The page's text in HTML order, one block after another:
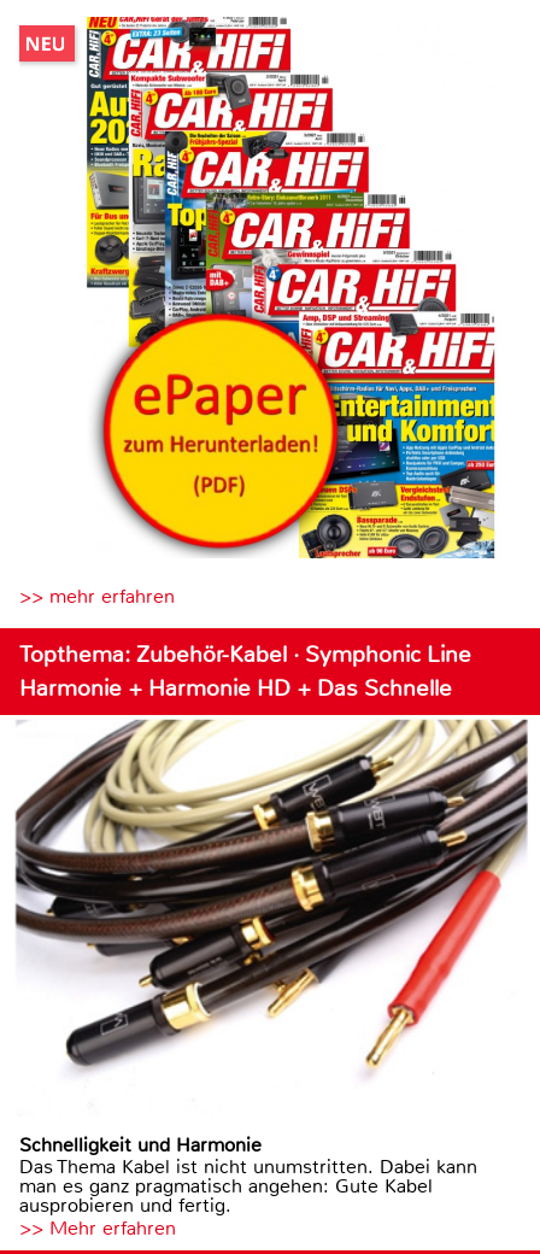
>> mehr erfahren
Topthema: Zubehör-Kabel · Symphonic Line
Harmonie + Harmonie HD + Das Schnelle
Schnelligkeit und Harmonie
Das Thema Kabel ist nicht unumstritten. Dabei kann
man es ganz pragmatisch angehen: Gute Kabel
ausprobieren und fertig.
>> Mehr erfahren